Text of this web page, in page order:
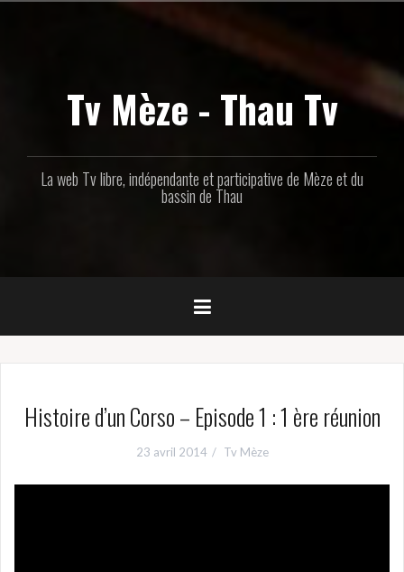
Tv Mèze - Thau Tv
La web Tv libre, indépendante et participative de Mèze et du
bassin de Thau
Histoire d’un Corso – Episode 1 : 1 ère réunion
23 avril 2014 Tv Mèze